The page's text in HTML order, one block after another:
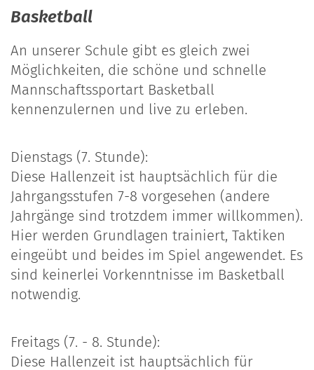
Basketball
An unserer Schule gibt es gleich zwei
Möglichkeiten, die schöne und schnelle
Mannschaftssportart Basketball
kennenzulernen und live zu erleben.
Dienstags (7. Stunde):
Diese Hallenzeit ist hauptsächlich für die
Jahrgangsstufen 7-8 vorgesehen (andere
Jahrgänge sind trotzdem immer willkommen).
Hier werden Grundlagen trainiert, Taktiken
eingeübt und beides im Spiel angewendet. Es
sind keinerlei Vorkenntnisse im Basketball
notwendig.
Freitags (7. - 8. Stunde):
Diese Hallenzeit ist hauptsächlich für